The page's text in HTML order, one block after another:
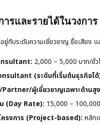
ารและรายได้ในวงกา
ยู่กับระดับความเชี่ยวชาญ ชื่อเสียง
2,000 – 5,000 บาท/ชั่ว
(ระดับที่เริ่มต้นธุรกิจไ
ผู้เชี่ยวชาญเฉพาะด้านสู
(Day Rate): 15,000 –
ครงการ (Project-based): หลัก